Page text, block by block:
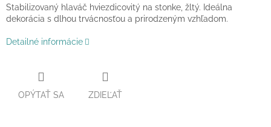
Stabilizovaný hlaváč hviezdicovitý na stonke, žltý. Ideálna
dekorácia s dlhou trvácnosťou a prirodzeným vzhľadom.
Detailné informácie
OPÝTAŤ SA ZDIEĽAŤ